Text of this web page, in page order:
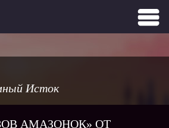
Исток
АМАЗОНОК» ОТ